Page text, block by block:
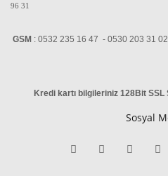
96 31
GSM : 0532 235 16 47 - 0530 203
Kredi kartı bilgileriniz 128Bit
Sosyal